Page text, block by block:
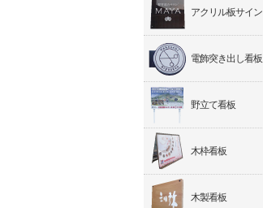
アクリル板サイン
電飾突き出し看板
野立て看板
木枠看板
木製看板